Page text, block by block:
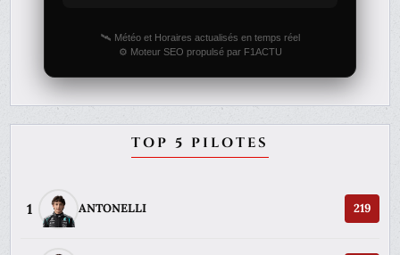
🛰️ Météo et Horaires actualisés en temps réel
⚙️ Moteur SEO propulsé par F1ACTU
TOP 5 PILOTES
1 ANTONELLI 219